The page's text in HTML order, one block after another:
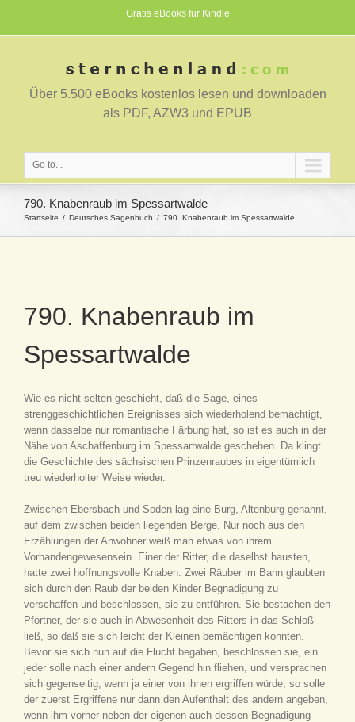
Gratis eBooks für Kindle
Über 5.500 eBooks kostenlos lesen und downloaden
als PDF, AZW3 und EPUB
Go to...
790. Knabenraub im Spessartwalde
Startseite Deutsches Sagenbuch 790. Knabenraub im Spessartwalde
790. Knabenraub im
Spessartwalde
Wie es nicht selten geschieht, daß die Sage, eines
strenggeschichtlichen Ereignisses sich wiederholend bemächtigt,
wenn dasselbe nur romantische Färbung hat, so ist es auch in der
Nähe von Aschaffenburg im Spessartwalde geschehen. Da klingt
die Geschichte des sächsischen Prinzenraubes in eigentümlich
treu wiederholter Weise wieder.
Zwischen Ebersbach und Soden lag eine Burg, Altenburg genannt,
auf dem zwischen beiden liegenden Berge. Nur noch aus den
Erzählungen der Anwohner weiß man etwas von ihrem
Vorhandengewesensein. Einer der Ritter, die daselbst hausten,
hatte zwei hoffnungsvolle Knaben. Zwei Räuber im Bann glaubten
sich durch den Raub der beiden Kinder Begnadigung zu
verschaffen und beschlossen, sie zu entführen. Sie bestachen den
Pförtner, der sie auch in Abwesenheit des Ritters in das Schloß
ließ, so daß sie sich leicht der Kleinen bemächtigen konnten.
Bevor sie sich nun auf die Flucht begaben, beschlossen sie, ein
jeder solle nach einer andern Gegend hin fliehen, und versprachen
sich gegenseitig, wenn ja einer von ihnen ergriffen würde, so solle
der zuerst Ergriffene nur dann den Aufenthalt des andern angeben,
wenn ihm vorher neben der eigenen auch dessen Begnadigung